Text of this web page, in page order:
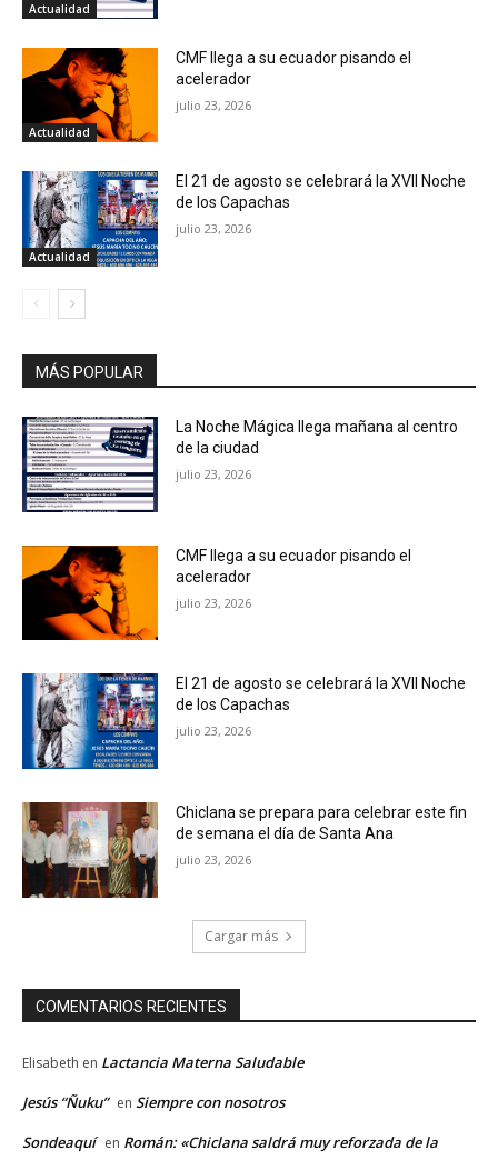
Actualidad
Actualidad
CMF llega a su ecuador pisando el
acelerador
julio 23, 2026
Actualidad
El 21 de agosto se celebrará la XVII Noche
de los Capachas
julio 23, 2026
MÁS POPULAR
La Noche Mágica llega mañana al centro
de la ciudad
julio 23, 2026
CMF llega a su ecuador pisando el
acelerador
julio 23, 2026
El 21 de agosto se celebrará la XVII Noche
de los Capachas
julio 23, 2026
Chiclana se prepara para celebrar este fin
de semana el día de Santa Ana
julio 23, 2026
Cargar más
COMENTARIOS RECIENTES
Elisabeth en Lactancia Materna Saludable
Jesús “Ñuku” en Siempre con nosotros
Sondeaquí en Román: «Chiclana saldrá muy reforzada de la